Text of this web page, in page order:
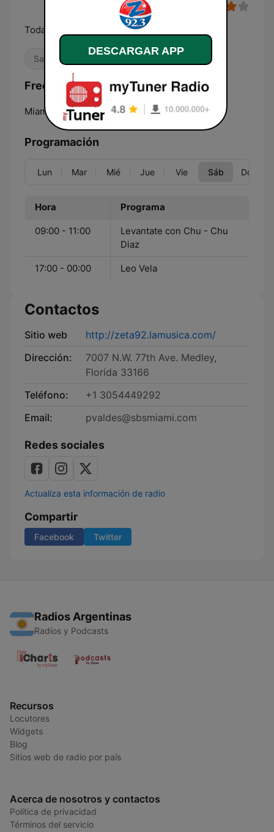
Toda la música de la A a la Z
Salsa
Frecuencias WCMQ Z92 / Zeta 92.3:
Miami: 92.3 FM
Programación
Lun Mar Mié Jue Vie Sáb Dom
Hora Programa
09:00 - 11:00
Levantate con Chu - Chu
Diaz
17:00 - 00:00 Leo Vela
Contactos
Sitio web
http://zeta92.lamusica.com/
Dirección:
7007 N.W. 77th Ave. Medley,
Florida 33166
Teléfono:
+1 3054449292
Email:
pvaldes@sbsmiami.com
Redes sociales
Actualiza esta información de radio
Compartir
Facebook Twitter
Radios Argentinas
Radios y Podcasts
Recursos
Locutores
Widgets
Blog
Sitios web de radio por país
Acerca de nosotros y contactos
Política de privacidad
Términos del servicio
DESCARGAR APP